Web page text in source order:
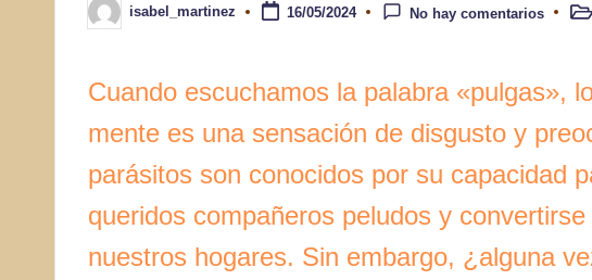
Publicado
por
isabel_martinez 16/05/2024 No hay comentarios
Cuando escuchamos la palabra «pulgas»,
mente es una sensación de disgusto y
parásitos son conocidos por su capacidad
queridos compañeros peludos y
nuestros hogares. Sin embargo, ¿alguna